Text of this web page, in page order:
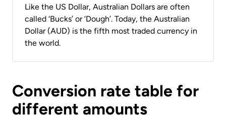
Like the US Dollar, Australian Dollars are often
called ‘Bucks’ or ‘Dough’. Today, the Australian
Dollar (AUD) is the fifth most traded currency in
the world.
Conversion rate table for
different amounts